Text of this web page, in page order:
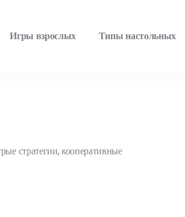
Игры взрослых Типы настольных
стратегии, кооперативные